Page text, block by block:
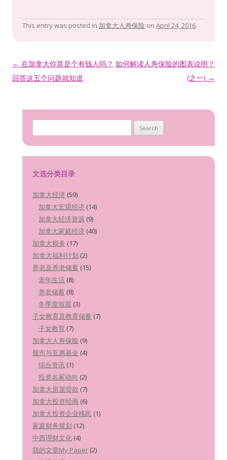
This entry was posted in 加拿大人寿保险 on April 24, 2016.
Post navigation
← 在加拿大你算是个有钱人吗？
回答这五个问题就知道
如何解读人寿保险的图表说明？
(之一) →
文选分类目录
加拿大经济 (59)
加拿大宏观经济 (14)
加拿大经济资源 (9)
加拿大家庭经济 (40)
加拿大税务 (17)
加拿大福利计划 (2)
养老及养老储蓄 (15)
老年生活 (8)
养老储蓄 (8)
冬季度假屋 (3)
子女教育及教育储蓄 (7)
子女教育 (7)
加拿大人寿保险 (9)
股市与互惠基金 (4)
综合资讯 (1)
投资名家动向 (2)
加拿大房屋贷款 (7)
加拿大投资经商 (6)
加拿大投资企业移民 (1)
家庭财务规划 (12)
中西理财文化 (4)
我的文章My Paper (2)